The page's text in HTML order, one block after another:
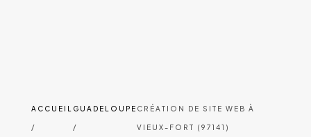
ACCUEIL
/
GUADELOUPE
/
CRÉATION DE SITE WEB À
VIEUX-FORT (97141)